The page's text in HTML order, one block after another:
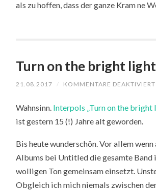
als zu hoffen, dass der ganze Kram ne
Turn on the bright
21.08.2017 / KOMMENTARE DEAKTIVIERT
Wahnsinn. Interpols „Turn on the
ist gestern 15 (!) Jahre alt geworden.
Bis heute wunderschön. Vor allem wenn
Albums bei Untitled die gesamte
wolligen Ton gemeinsam einsetzt.
Obgleich ich mich niemals zwischen